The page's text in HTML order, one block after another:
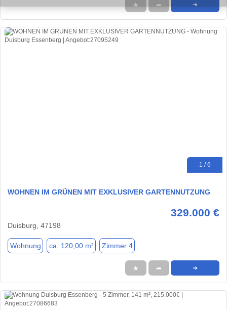
★ ➦ ➜
1 / 6
WOHNEN IM GRÜNEN MIT EXKLUSIVER GARTENNUTZUNG
329.000 €
Duisburg, 47198
Wohnung ca. 120,00 m² Zimmer 4
★ ➦ ➜